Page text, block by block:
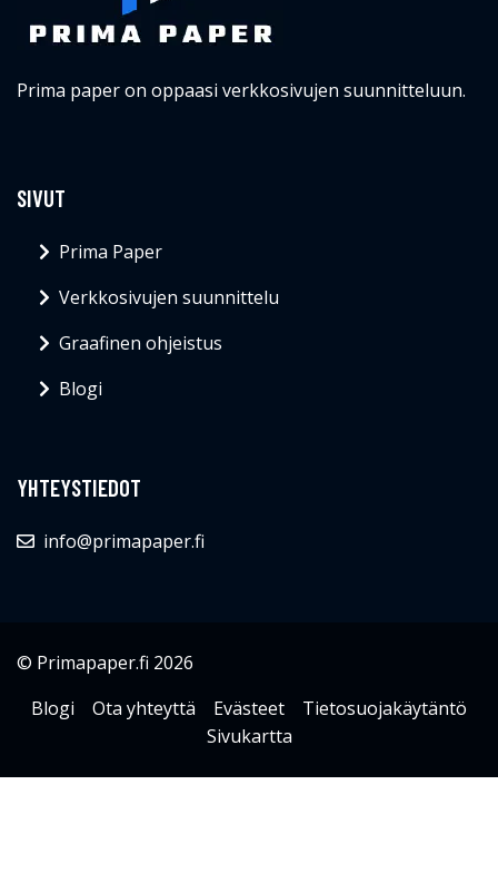
Prima paper on oppaasi verkkosivujen suunnitteluun.
SIVUT
Prima Paper
Verkkosivujen suunnittelu
Graafinen ohjeistus
Blogi
YHTEYSTIEDOT
info@primapaper.fi
© Primapaper.fi 2026
Blogi
Ota yhteyttä Evästeet
Tietosuojakäytäntö
Sivukartta